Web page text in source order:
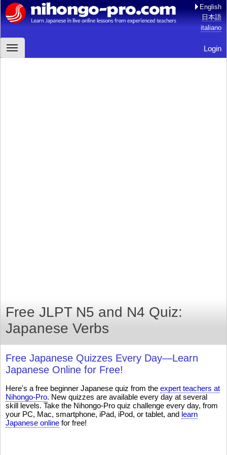
English
日本語
italiano
Login
Free JLPT N5 and N4 Quiz:
Japanese Verbs
Free Japanese Quizzes Every Day—Learn
Japanese Online for Free!
Here's a free beginner Japanese quiz from the expert teachers at
Nihongo-Pro. New quizzes are available every day at several
skill levels. Take the Nihongo-Pro quiz challenge every day, from
your PC, Mac, smartphone, iPad, iPod, or tablet, and learn
Japanese online for free!